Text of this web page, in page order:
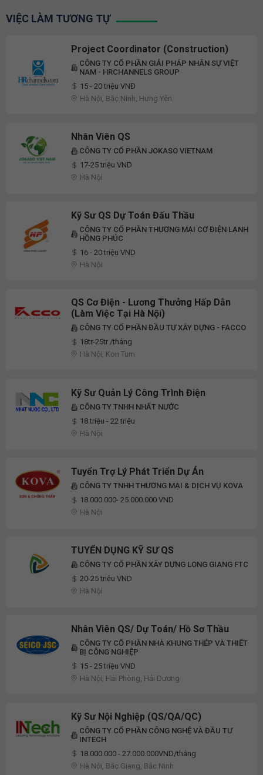
VIỆC LÀM TƯƠNG TỰ
Project Coordinator (Construction)
CÔNG TY CỔ PHẦN GIẢI PHÁP NHÂN SỰ VIỆT
NAM - HRCHANNELS GROUP
15 - 20 triệu VNĐ
Hà Nội, Bắc Ninh, Hưng Yên
Nhân Viên QS
CÔNG TY CỔ PHẦN JOKASO VIETNAM
17-25 triệu VND
Hà Nội
Kỹ Sư QS Dự Toán Đấu Thầu
CÔNG TY CỔ PHẦN THƯƠNG MẠI CƠ ĐIỆN LẠNH
HỒNG PHÚC
16 - 20 triệu VND
Hà Nội
QS Cơ Điện - Lương Thưởng Hấp Dẫn
(Làm Việc Tại Hà Nội)
CÔNG TY CỔ PHẦN ĐẦU TƯ XÂY DỰNG - FACCO
18tr-25tr /tháng
Hà Nội, Kon Tum
Kỹ Sư Quản Lý Công Trình Điện
CÔNG TY TNHH NHẤT NƯỚC
18 triệu - 22 triệu
Hà Nội
Tuyển Trợ Lý Phát Triển Dự Án
CÔNG TY TNHH THƯƠNG MẠI & DỊCH VỤ KOVA
18.000.000- 25.000.000 VND
Hà Nội
TUYỂN DỤNG KỸ SƯ QS
CÔNG TY CỔ PHẦN XÂY DỰNG LONG GIANG FTC
20-25 triệu VND
Hà Nội
Nhân Viên QS/ Dự Toán/ Hồ Sơ Thầu
CÔNG TY CỔ PHẦN NHÀ KHUNG THÉP VÀ THIẾT
BỊ CÔNG NGHIỆP
15 - 25 triệu VND
Hà Nội, Hải Phòng, Hải Dương
Kỹ Sư Nội Nghiệp (QS/QA/QC)
CÔNG TY CỔ PHẦN CÔNG NGHỆ VÀ ĐẦU TƯ
INTECH
18.000.000 - 27.000.000VND/tháng
Hà Nội, Bắc Giang, Bắc Ninh